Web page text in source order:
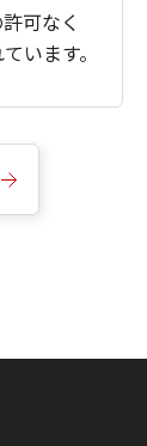
可なく
います。